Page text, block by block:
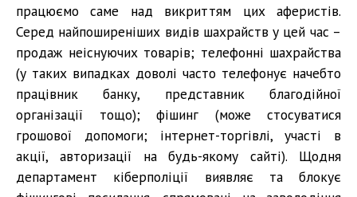
працюємо саме над викриттям цих аферистів.
Серед найпоширеніших видів шахрайств у цей час –
продаж неіснуючих товарів; телефонні шахрайства
(у таких випадках доволі часто телефонує начебто
працівник банку, представник благодійної
організації тощо); фішинг (може стосуватися
грошової допомоги; інтернет-торгівлі, участі в
акції, авторизації на будь-якому сайті). Щодня
департамент кіберполіції виявляє та блокує